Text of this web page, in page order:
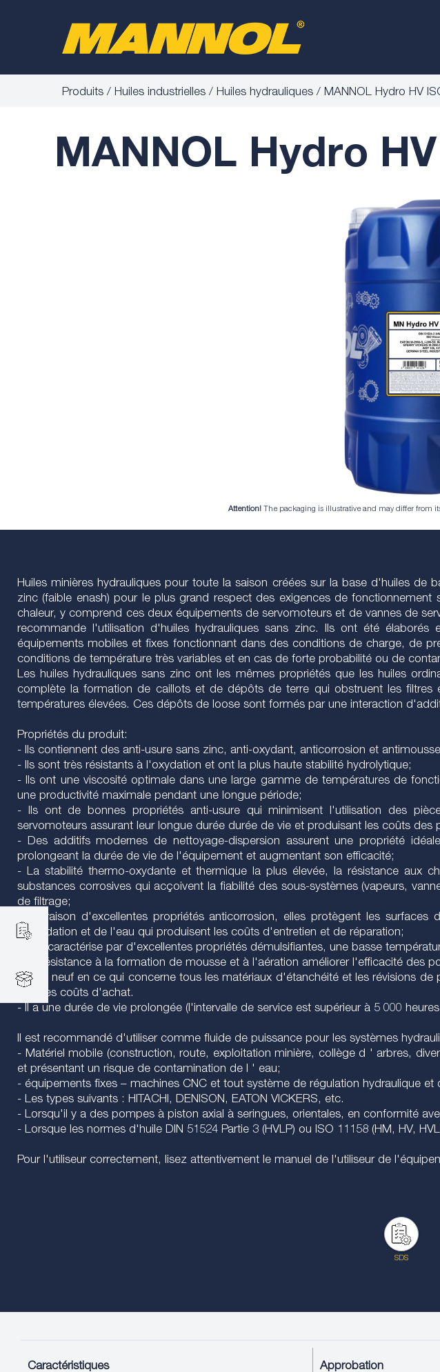
Produits Huiles industrielles Huiles hydrauliques MANNOL Hydro HV
MANNOL Hydro
Attention! The packaging is illustrative and may differ from
Huiles minières hydrauliques pour toute la saison créées sur la base d'huiles
zinc (faible enash) pour le plus grand respect des exigences de
chaleur, y comprend ces deux équipements de servomoteurs et de vannes de
recommande l'utilisation d'huiles hydrauliques sans zinc. Ils ont été
équipements mobiles et fixes fonctionnant dans des conditions de charge, de
conditions de température très variables et en cas de forte probabilité ou de
Les huiles hydrauliques sans zinc ont les mêmes propriétés que les huiles
complète la formation de caillots et de dépôts de terre qui obstruent les
températures élevées. Ces dépôts de loose sont formés par une interaction
Propriétés du produit:
- Ils contiennent des anti-usure sans zinc, anti-oxydant, anticorrosion et
- Ils sont très résistants à l'oxydation et ont la plus haute stabilité hydrolytique;
- Ils ont une viscosité optimale dans une large gamme de températures de
une productivité maximale pendant une longue période;
- Ils ont de bonnes propriétés anti-usure qui minimisent l'utilisation des
servomoteurs assurant leur longue durée durée de vie et produisant les coûts des
- Des additifs modernes de nettoyage-dispersion assurent une propriété
prolongeant la durée de vie de l'équipement et augmentant son efficacité;
- La stabilité thermo-oxydante et thermique la plus élevée, la résistance aux
substances corrosives qui acçoivent la fiabilité des sous-systèmes (vapeurs,
de filtrage;
- En raison d'excellentes propriétés anticorrosion, elles protègent les
d'oxydation et de l'eau qui produisent les coûts d'entretien et de réparation;
- Il se caractérise par d'excellentes propriétés démulsifiantes, une basse
- La résistance à la formation de mousse et à l'aération améliorer l'efficacité des
- Il est neuf en ce qui concerne tous les matériaux d'étanchéité et les révisions
ainsi les coûts d'achat.
- Il a une durée de vie prolongée (l'intervalle de service est supérieur à 5 000
Il est recommandé d'utiliser comme fluide de puissance pour les systèmes
- Matériel mobile (construction, route, exploitation minière, collège d ' arbres,
et présentant un risque de contamination de l ' eau;
- équipements fixes – machines CNC et tout système de régulation hydraulique
- Les types suivants : HITACHI, DENISON, EATON VICKERS, etc.
- Lorsqu'il y a des pompes à piston axial à seringues, orientales, en conformité
- Lorsque les normes d'huile DIN 51524 Partie 3 (HVLP) ou ISO 11158 (HM, HV,
Pour l'utiliseur correctement, lisez attentivement le manuel de l'utiliseur de
SDS
Caractéristiques Approbation